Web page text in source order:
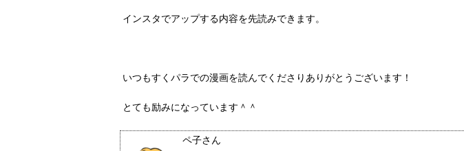
インスタでアップする内容を先読みできます。
いつもすくパラでの漫画を読んでくださりありがとうございます！
とても励みになっています＾＾
ペ子さん